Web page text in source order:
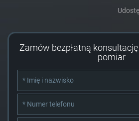
Zamów bezpłatną
pomiar